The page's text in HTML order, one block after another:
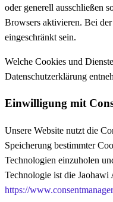
oder generell ausschließen
Browsers aktivieren. Bei
eingeschränkt sein.
Welche Cookies und
Datenschutzerklärung
Einwilligung mit
Unsere Website nutzt die
Speicherung bestimmter
Technologien einzuholen
Technologie ist die Jaohawi
https://